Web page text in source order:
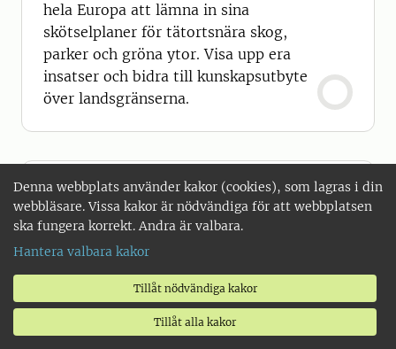
Denna webbplats använder kakor (cookies), som lagras i din
webbläsare. Vissa kakor är nödvändiga för att webbplatsen
ska fungera korrekt. Andra är valbara.
Hantera valbara kakor
Tillåt nödvändiga kakor
Tillåt alla kakor
hela Europa att lämna in sina
skötselplaner för tätortsnära skog,
parker och gröna ytor. Visa upp era
insatser och bidra till kunskapsutbyte
över landsgränserna.